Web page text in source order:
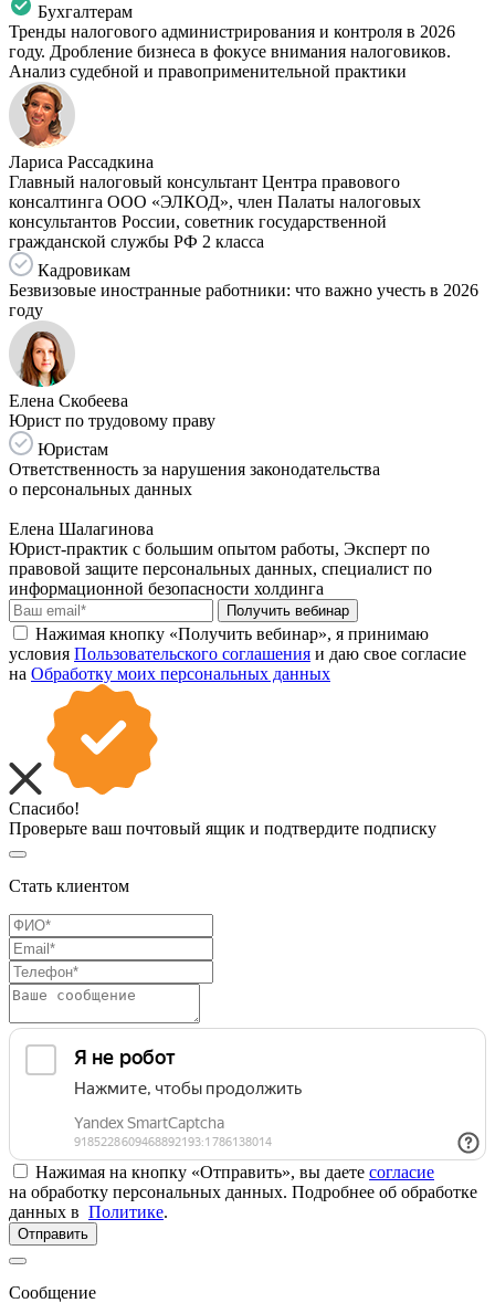
Бухгалтерам
Тренды налогового администрирования и контроля в 2026
году. Дробление бизнеса в фокусе внимания налоговиков.
Анализ судебной и правоприменительной практики
Лариса Рассадкина
Главный налоговый консультант Центра правового
консалтинга ООО «ЭЛКОД», член Палаты налоговых
консультантов России, советник государственной
гражданской службы РФ 2 класса
Кадровикам
Безвизовые иностранные работники: что важно учесть в 2026
году
Елена Скобеева
Юрист по трудовому праву
Юристам
Ответственность за нарушения законодательства
о персональных данных
Елена Шалагинова
Юрист-практик с большим опытом работы, Эксперт по
правовой защите персональных данных, специалист по
информационной безопасности холдинга
Получить вебинар
Нажимая кнопку «Получить вебинар», я принимаю
условия Пользовательского соглашения и даю свое согласие
на Обработку моих персональных данных
Спасибо!
Проверьте ваш почтовый ящик и подтвердите подписку
Стать клиентом
Нажимая на кнопку «Отправить», вы даете согласие
на обработку персональных данных. Подробнее об обработке
данных в Политике.
Отправить
Сообщение